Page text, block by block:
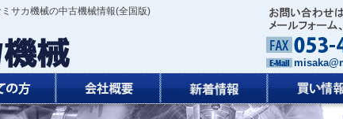
サカ機械の中古機械情報(全国版)